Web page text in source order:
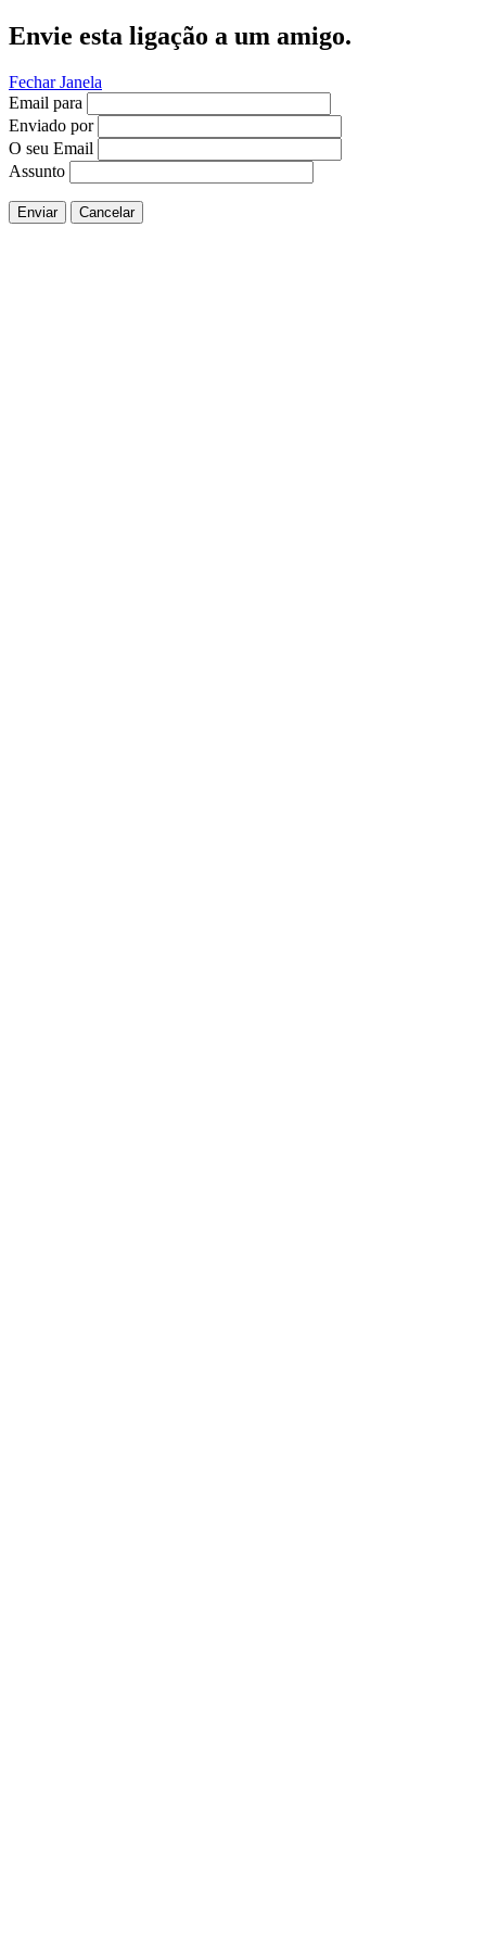
Envie esta ligação a um amigo.
Fechar Janela
Email para
Enviado por
O seu Email
Assunto
Enviar Cancelar